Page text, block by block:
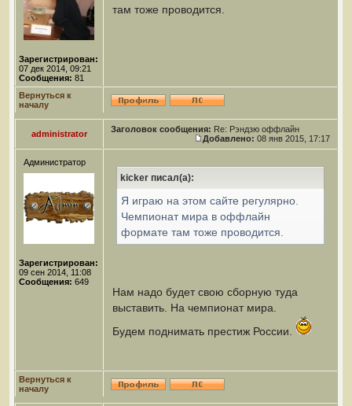
Зарегистрирован:
07 дек 2014, 09:21
Сообщения: 81
там тоже проводится.
Вернуться к
началу
administrator Заголовок сообщения: Re: Рэндзю оффлайн
Добавлено: 08 янв 2015, 17:17
Администратор
Зарегистрирован:
09 сен 2014, 11:08
Сообщения: 649
kicker писал(а):
Я играю на этом сайте регулярно.
Чемпионат мира в оффлайн
формате там тоже проводится.
Нам надо будет свою сборную туда
выставить. На чемпионат мира.
Будем поднимать престиж России.
Вернуться к
началу